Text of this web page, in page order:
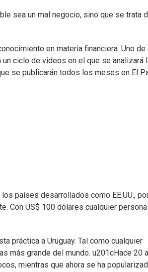
sea un mal negocio, sino que se trata
en materia financiera. Uno de
ciclo de videos en el que se analizará
se publicarán todos los meses en El
países desarrollados como EE.UU.,
Con US$ 100 dólares cualquier persona
práctica a Uruguay. Tal como cualquier
más grande del mundo. u201cHace 20
mientras que ahora se ha